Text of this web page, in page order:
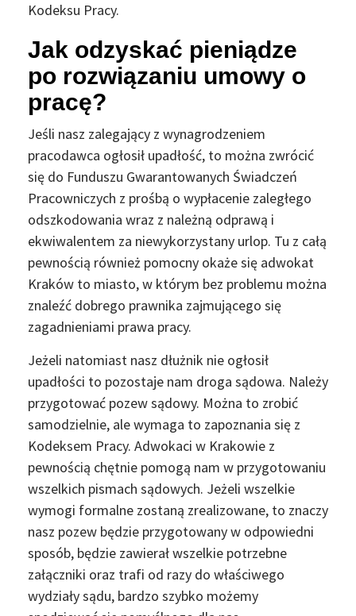
Kodeksu Pracy.
Jak odzyskać pieniądze
po rozwiązaniu umowy o
pracę?
Jeśli nasz zalegający z wynagrodzeniem
pracodawca ogłosił upadłość, to można zwrócić
się do Funduszu Gwarantowanych Świadczeń
Pracowniczych z prośbą o wypłacenie zaległego
odszkodowania wraz z należną odprawą i
ekwiwalentem za niewykorzystany urlop. Tu z całą
pewnością również pomocny okaże się adwokat
Kraków to miasto, w którym bez problemu można
znaleźć dobrego prawnika zajmującego się
zagadnieniami prawa pracy.
Jeżeli natomiast nasz dłużnik nie ogłosił
upadłości to pozostaje nam droga sądowa. Należy
przygotować pozew sądowy. Można to zrobić
samodzielnie, ale wymaga to zapoznania się z
Kodeksem Pracy. Adwokaci w Krakowie z
pewnością chętnie pomogą nam w przygotowaniu
wszelkich pismach sądowych. Jeżeli wszelkie
wymogi formalne zostaną zrealizowane, to znaczy
nasz pozew będzie przygotowany w odpowiedni
sposób, będzie zawierał wszelkie potrzebne
załączniki oraz trafi od razy do właściwego
wydziały sądu, bardzo szybko możemy